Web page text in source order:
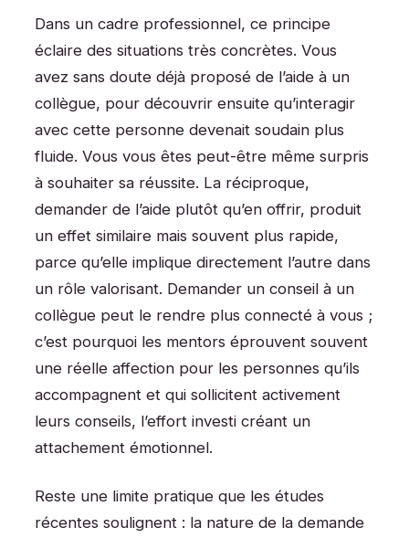
Dans un cadre professionnel, ce principe
éclaire des situations très concrètes. Vous
avez sans doute déjà proposé de l’aide à un
collègue, pour découvrir ensuite qu’interagir
avec cette personne devenait soudain plus
fluide. Vous vous êtes peut-être même surpris
à souhaiter sa réussite. La réciproque,
demander de l’aide plutôt qu’en offrir, produit
un effet similaire mais souvent plus rapide,
parce qu’elle implique directement l’autre dans
un rôle valorisant. Demander un conseil à un
collègue peut le rendre plus connecté à vous ;
c’est pourquoi les mentors éprouvent souvent
une réelle affection pour les personnes qu’ils
accompagnent et qui sollicitent activement
leurs conseils, l’effort investi créant un
attachement émotionnel.
Reste une limite pratique que les études
récentes soulignent : la nature de la demande